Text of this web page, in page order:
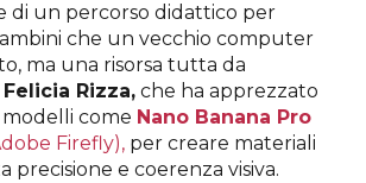
di un percorso didattico per
che un vecchio computer
ma una risorsa tutta da
Felicia Rizza, che ha apprezzato
modelli come Nano Banana Pro
Firefly), per creare materiali
precisione e coerenza visiva.